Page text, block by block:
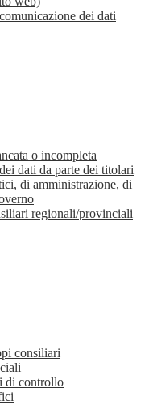
dei dati
o incompleta
dati da parte dei titolari
di amministrazione, di
regionali/provinciali
consiliari
di controllo